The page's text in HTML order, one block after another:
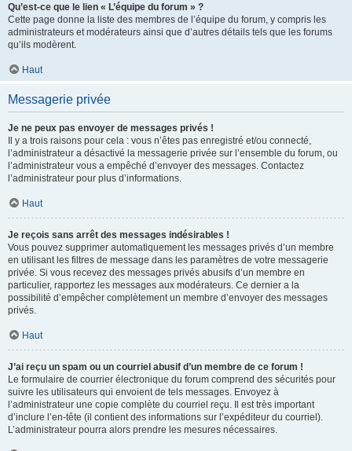
Qu’est-ce que le lien « L’équipe du forum » ?
Cette page donne la liste des membres de l’équipe du forum, y compris les
administrateurs et modérateurs ainsi que d’autres détails tels que les forums
qu’ils modèrent.
Haut
Messagerie privée
Je ne peux pas envoyer de messages privés !
Il y a trois raisons pour cela : vous n’êtes pas enregistré et/ou connecté,
l’administrateur a désactivé la messagerie privée sur l’ensemble du forum, ou
l’administrateur vous a empêché d’envoyer des messages. Contactez
l’administrateur pour plus d’informations.
Haut
Je reçois sans arrêt des messages indésirables !
Vous pouvez supprimer automatiquement les messages privés d’un membre
en utilisant les filtres de message dans les paramètres de votre messagerie
privée. Si vous recevez des messages privés abusifs d’un membre en
particulier, rapportez les messages aux modérateurs. Ce dernier a la
possibilité d’empêcher complètement un membre d’envoyer des messages
privés.
Haut
J’ai reçu un spam ou un courriel abusif d’un membre de ce forum !
Le formulaire de courrier électronique du forum comprend des sécurités pour
suivre les utilisateurs qui envoient de tels messages. Envoyez à
l’administrateur une copie complète du courriel reçu. Il est très important
d’inclure l’en-tête (il contient des informations sur l’expéditeur du courriel).
L’administrateur pourra alors prendre les mesures nécessaires.